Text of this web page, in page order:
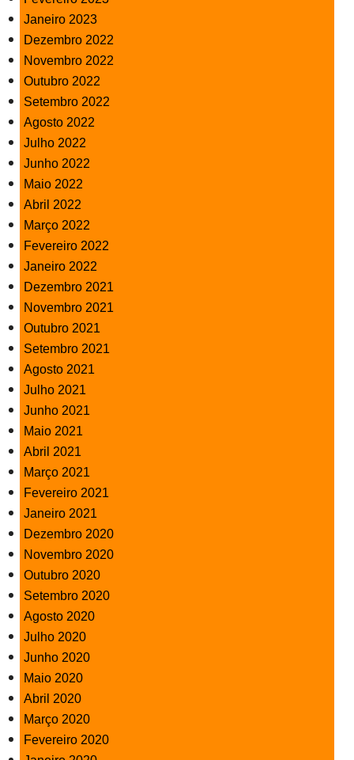
Janeiro 2023
Dezembro 2022
Novembro 2022
Outubro 2022
Setembro 2022
Agosto 2022
Julho 2022
Junho 2022
Maio 2022
Abril 2022
Março 2022
Fevereiro 2022
Janeiro 2022
Dezembro 2021
Novembro 2021
Outubro 2021
Setembro 2021
Agosto 2021
Julho 2021
Junho 2021
Maio 2021
Abril 2021
Março 2021
Fevereiro 2021
Janeiro 2021
Dezembro 2020
Novembro 2020
Outubro 2020
Setembro 2020
Agosto 2020
Julho 2020
Junho 2020
Maio 2020
Abril 2020
Março 2020
Fevereiro 2020